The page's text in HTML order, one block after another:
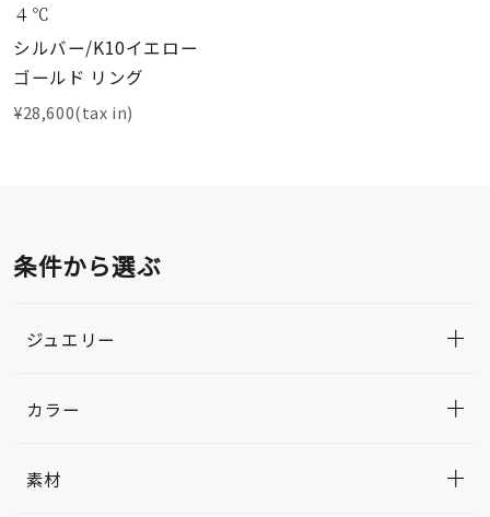
４℃
シルバー/K10イエロー
ゴールド リング
¥28,600(tax in)
条件から選ぶ
ジュエリー
カラー
素材